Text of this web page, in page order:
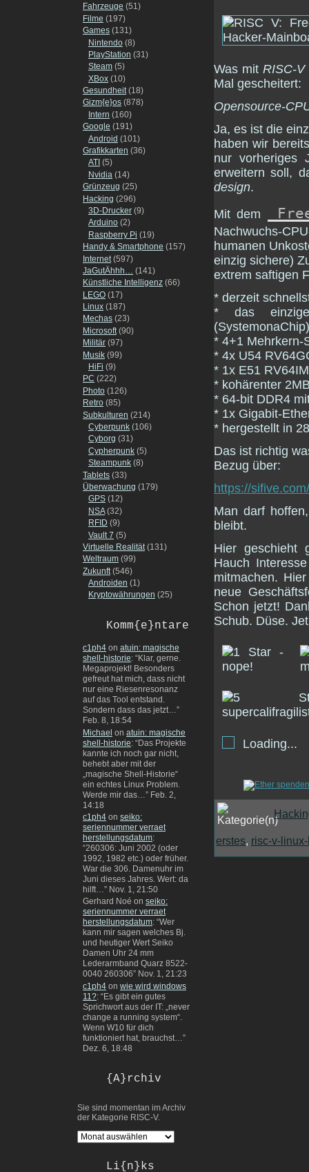
Fahrzeuge (51)
Filme (197)
Games (131)
Nintendo (8)
PlayStation (31)
Steam (5)
XBox (10)
Gesundheit(18)
Gizm{e}os (878)
Intern (160)
Google (191)
Android (101)
Grafikkarten (36)
ATI (5)
Nvidia (14)
Grünzeug (25)
Hacking (296)
3D-Drucker (9)
Arduino (2)
Raspberry Pi (19)
Handy & Smartphone (157)
Internet (597)
JaGutÄhhh… (141)
Künstliche Intelligenz (66)
LEGO (17)
Linux (187)
Mechas (23)
Microsoft(90)
Militär (97)
Musik (99)
HiFi (9)
PC (222)
Photo (126)
Retro (85)
Subkulturen (214)
Cyberpunk (106)
Cyborg (31)
Cypherpunk (5)
Steampunk (8)
Tablets (33)
Überwachung (179)
GPS (12)
NSA(32)
RFID (9)
Vault 7 (5)
Virtuelle Realität(131)
Weltraum (99)
Zukunft (546)
Androiden (1)
Kryptowährungen (25)
Komm{e}ntare
c1ph4 on atuin: magische
shell-historie: “Klar, gerne.
Megaprojekt! Besonders
gefreut hat mich, dass nicht
nur eine Riesenresonanz
auf das Tool entstand.
Sondern dass das jetzt…”
Feb. 8, 18:54
Michael on atuin: magische
shell-historie: “Das Projekte
kannte ich noch gar nicht,
behebt aber mit der
„magische Shell-Historie“
ein echtes Linux Problem.
Werde mir das… ” Feb. 2,
14:18
c1ph4 on seiko:
seriennummer verraet
herstellungsdatum:
“260306: Juni 2002 (oder
1992, 1982 etc.) oder früher.
War die 306. Damenuhr im
Juni dieses Jahres. Wert: da
hilft…” Nov. 1, 21:50
Gerhard Noé on seiko:
seriennummer verraet
herstellungsdatum: “Wer
kann mir sagen welches Bj.
und heutiger Wert Seiko
Damen Uhr 24 mm
Lederarmband Quarz 8522-
0040 260306” Nov. 1, 21:23
c1ph4 on wie wird windows
11?: “Es gibt ein gutes
Sprichwort aus der IT: „never
change a running system“.
Wenn W10 für dich
funktioniert hat, brauchst…”
Dez. 6, 18:48
{A}rchiv
Sie sind momentan im Archiv
der Kategorie RISC-V.
Li{n}ks
Was mitRISC-V
Mal gescheitert:
Opensource-
Ja, es ist die
haben wir
nur vorheriges
erweitern soll,
design.
Mit dem
Nachwuchs-
humanen
einzig sichere)
extrem saftigen
* derzeit
* das einzige
(SystemonaChip)
* 4+1 Mehrkern-
* 4x U54
* 1x E51
* kohärenter
* 64-bit DDR4
* 1x Gigabit-
* hergestellt in
Das ist richtig
Bezug über:
https://
Man darf
bleibt.
Hier geschieht
Hauch
mitmachen.
neue
Schon jetzt!
Schub. Düse.
Loading...
erstes, risc-v-